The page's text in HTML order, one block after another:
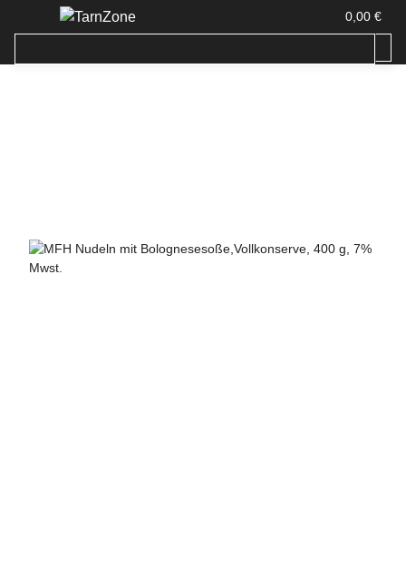
0,00 €